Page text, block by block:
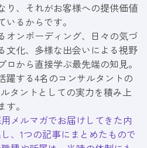
り、それがお客様への提供価値
るからです。
オンボーディング、日々の気づ
文化、多様な出会いによる視野
から直接学ぶ最先端の知見。
躍する4名のコンサルタントの
タントとしての実力を積み上
。
メルマガでお届けしてきた内
、1つの記事にまとめたもので